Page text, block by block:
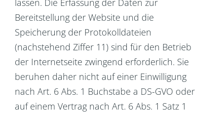
lassen. Die Erfassung der Daten zur
Bereitstellung der Website und die
Speicherung der Protokolldateien
(nachstehend Ziffer 11) sind für den Betrieb
der Internetseite zwingend erforderlich. Sie
beruhen daher nicht auf einer Einwilligung
nach Art. 6 Abs. 1 Buchstabe a DS-GVO oder
auf einem Vertrag nach Art. 6 Abs. 1 Satz 1